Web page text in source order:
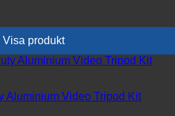
Visa produkt
Aluminium Video Tripod Kit